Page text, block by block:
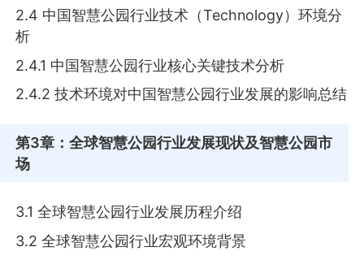
2.4 中国智慧公园行业技术（Technology）环境分
析
2.4.1 中国智慧公园行业核心关键技术分析
2.4.2 技术环境对中国智慧公园行业发展的影响总结
第3章 ：全球智慧公园行业发展现状及智慧公园市
场
3.1 全球智慧公园行业发展历程介绍
3.2 全球智慧公园行业宏观环境背景